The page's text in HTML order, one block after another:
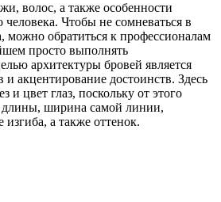
волос, а также особенности
Чтобы не сомневаться в
можно обратиться к профессионалам
просто выполнять
архитектуры бровей является
и акцентирование достоинств. Здесь
и цвет глаз, поскольку от этого
длины, ширина самой линии,
изгиба, а также оттенок.